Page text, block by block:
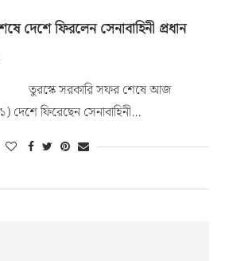
দেশে ফিরলেন সেনাবাহিনী প্রধান
তুরস্কে সরকারি সফর শেষে আজ
ফিরেছেন সেনাবাহিনী…